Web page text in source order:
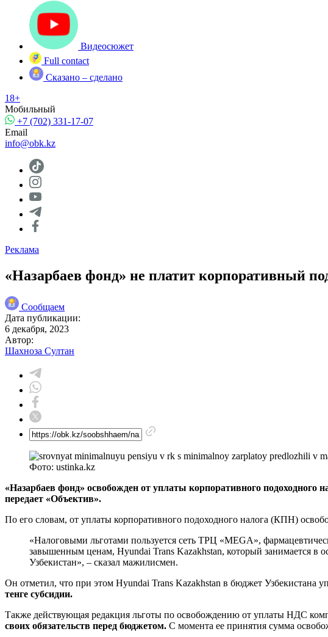
Видеосюжет
Full contact
Сказано – сделано
18+
Мобильный
+7 (702) 331-17-07
Email
info@obk.kz
Реклама
«Назарбаев фонд» не платит корпоративный
Сообщаем
Дата публикации:
6 декабря, 2023
Автор:
Шахноза Султан
Фото: ustinka.kz
«Назарбаев фонд» освобожден от уплаты корпоративного
передает «Объектив».
По его словам, от уплаты корпоративного подоходного налога (КПН)
«Налоговыми льготами пользуется сеть ТРЦ «MEGA»,
завышенным ценам, Hyundai Trans Kazakhstan, который занимается в
Узбекистан», – сказал мажилисмен.
Он отметил, что при этом Hyundai Trans Kazakhstan в бюджет Узбекистана
тенге субсидии.
Также действующая редакция льготы по освобождению от уплаты НДС
своих обязательств перед бюджетом. С момента ее принятия сумма